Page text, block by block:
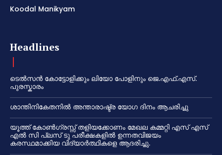
Koodal Manikyam
Headlines
ടെൽസൻ കോട്ടോളിക്കും ലിയോ പോളിനും ജെ.എഫ്.എസ്.
പുരസ്കാരം
ശാന്തിനികേതനിൽ അന്താരാഷ്ട്ര യോഗ ദിനം ആചരിച്ചു
യൂത്ത് കോൺഗ്രസ്സ് തളിയക്കോണം മേഖല കമ്മറ്റി എസ് എസ്
എൽ സി പ്ലസ് ടു പരീക്ഷകളിൽ ഉന്നതവിജയം
കരസ്ഥമാക്കിയ വിദ്യാർത്ഥികളെ ആദരിച്ചു.